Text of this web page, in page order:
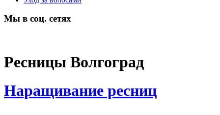
Мы в соц. сетях
Ресницы Волгоград
Наращивание ресниц